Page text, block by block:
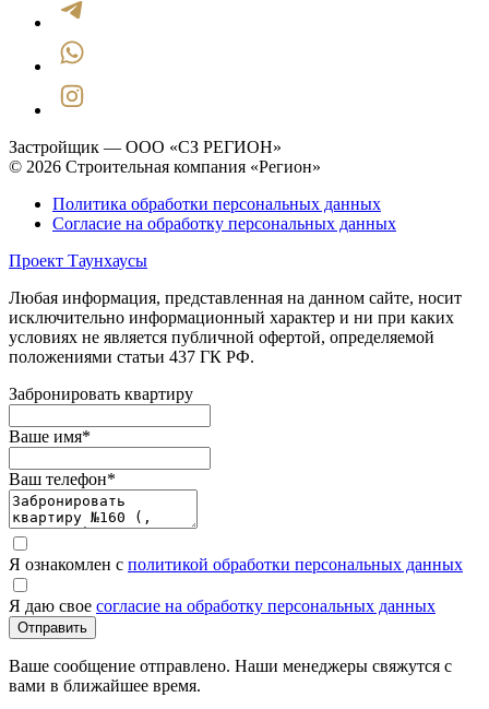
Застройщик — ООО «СЗ РЕГИОН»
© 2026 Строительная компания «Регион»
Политика обработки персональных данных
Согласие на обработку персональных данных
Проект Таунхаусы
Любая информация, представленная на данном сайте, носит
исключительно информационный характер и ни при каких
условиях не является публичной офертой, определяемой
положениями статьи 437 ГК РФ.
Забронировать квартиру
Ваше имя*
Ваш телефон*
Я ознакомлен с политикой обработки персональных данных
Я даю свое согласие на обработку персональных данных
Отправить
Ваше сообщение отправлено. Наши менеджеры свяжутся с
вами в ближайшее время.